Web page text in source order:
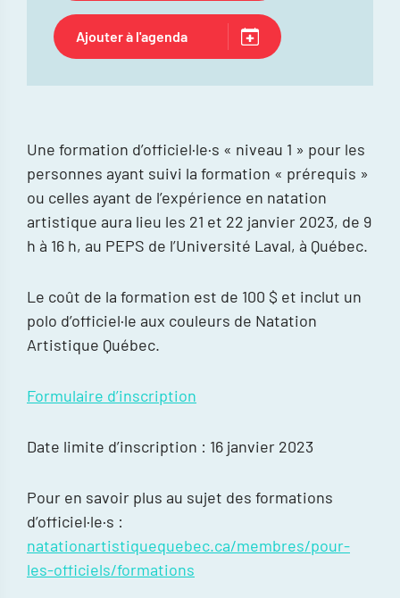
Une formation d’officiel·le·s « niveau 1 » pour les
personnes ayant suivi la formation « prérequis »
ou celles ayant de l’expérience en natation
artistique aura lieu les 21 et 22 janvier 2023, de 9
h à 16 h, au PEPS de l’Université Laval, à Québec.
Le coût de la formation est de 100 $ et inclut un
polo d’officiel·le aux couleurs de Natation
Artistique Québec.
Formulaire d’inscription
Date limite d’inscription : 16 janvier 2023
Pour en savoir plus au sujet des formations
d’officiel·le·s :
natationartistiquequebec.ca/membres/pour-
les-officiels/formations
Ajouter à l'agenda